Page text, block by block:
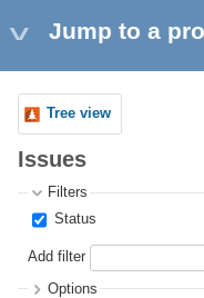
Jump to a
Tree view
Issues
Filters
Status
Add filter
Options